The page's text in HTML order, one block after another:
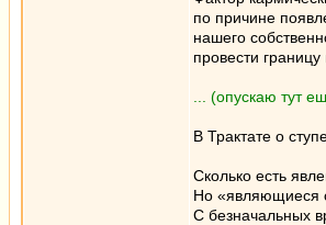
по причине
нашего
провести
... (опускаю тут
В Трактате о
Сколько есть
Но «являющиеся
C безначальных